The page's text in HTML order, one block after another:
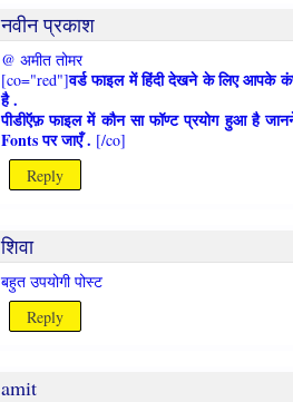
नवीन प्रकाश
@ अमीत तोमर
[co="red"]वर्ड फाइल में हिंदी देखने के लिए आपके
है .
पीडीऍफ़ फाइल में कौन सा फॉण्ट प्रयोग हुआ है
Fonts पर जाएँ . [/co]
Reply
शिवा
बहुत उपयोगी पोस्ट
Reply
amit